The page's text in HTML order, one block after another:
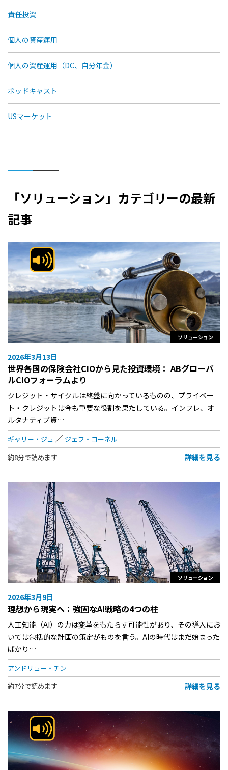
責任投資
個人の資産運用
個人の資産運用（DC、自分年金）
ポッドキャスト
USマーケット
「ソリューション」カテゴリーの最新
記事
ソリューション
2026年3月13日
世界各国の保険会社CIOから見た投資環境： ABグローバ
ルCIOフォーラムより
クレジット・サイクルは終盤に向かっているものの、プライベー
ト・クレジットは今も重要な役割を果たしている。インフレ、オ
ルタナティブ資…
ギャリー・ジュ
ジェフ・コーネル
約8分で読めます
詳細を見る
ソリューション
2026年3月9日
理想から現実へ：強固なAI戦略の4つの柱
人工知能（AI）の力は変革をもたらす可能性があり、その導入にお
いては包括的な計画の策定がものを言う。AIの時代はまだ始まった
ばかり…
アンドリュー・チン
約7分で読めます
詳細を見る